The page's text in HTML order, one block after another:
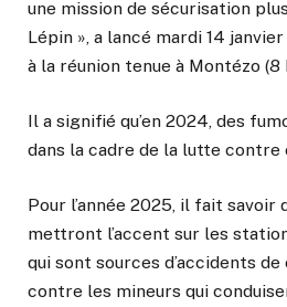
une mission de sécurisation
Lépin », a lancé mardi 14
à la réunion tenue à Montézo (8
Il a signifié qu’en 2024, des
dans la cadre de la lutte contre
Pour l’année 2025, il fait savoir
mettront l’accent sur les
qui sont sources d’accidents
contre les mineurs qui